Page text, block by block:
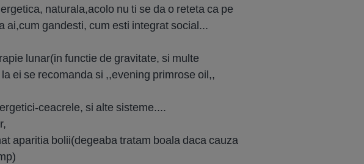
naturala,acolo nu ti se da o reteta ca pe
ai,cum gandesti, cum esti integrat social...
lunar(in functie de gravitate, si multe
ei se recomanda si ,,evening primrose oil,,
ceacrele, si alte sisteme....
aparitia bolii(degeaba tratam boala daca cauza